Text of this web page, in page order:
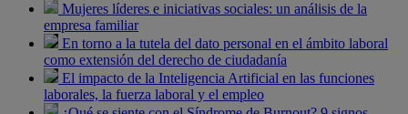
Mujeres líderes e iniciativas sociales: un análisis de la
empresa familiar
En torno a la tutela del dato personal en el ámbito laboral
como extensión del derecho de ciudadanía
El impacto de la Inteligencia Artificial en las funciones
laborales, la fuerza laboral y el empleo